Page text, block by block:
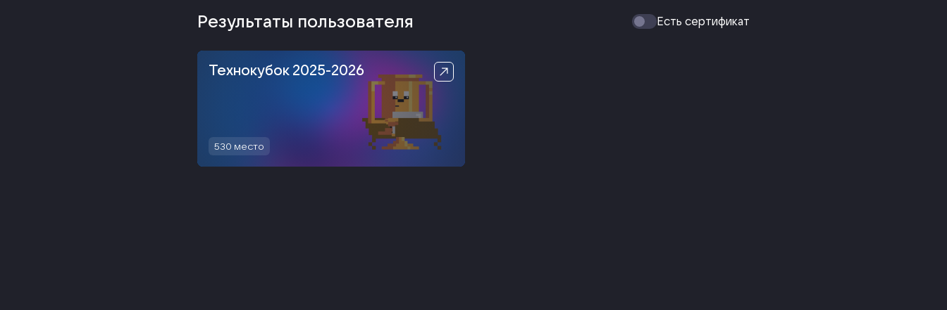
Результаты пользователя Есть сертификат
Технокубок 2025-2026
530 место